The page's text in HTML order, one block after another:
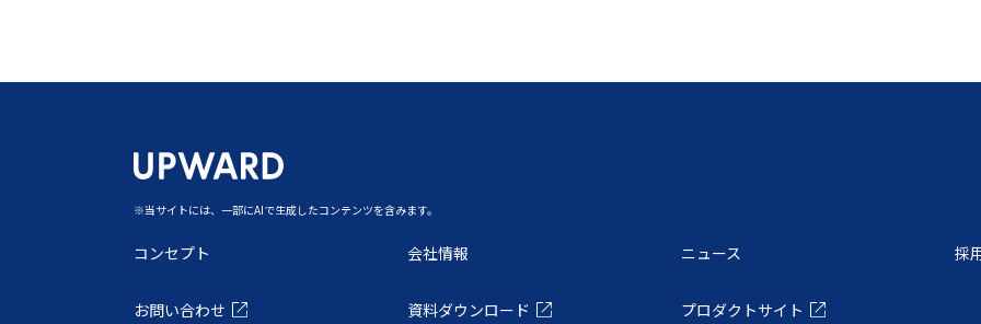
‍※当サイトには、一部にAIで生成したコンテンツを含みます。
コンセプト 会社情報 ニュース 採
お問い合わせ 資料ダウンロード プロダクトサイト